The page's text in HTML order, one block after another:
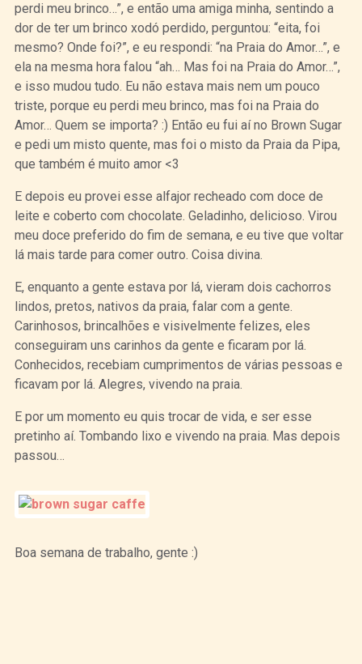
perdi meu brinco…”, e então uma amiga minha, sentindo a
dor de ter um brinco xodó perdido, perguntou: “eita, foi
mesmo? Onde foi?”, e eu respondi: “na Praia do Amor…”, e
ela na mesma hora falou “ah… Mas foi na Praia do Amor…”,
e isso mudou tudo. Eu não estava mais nem um pouco
triste, porque eu perdi meu brinco, mas foi na Praia do
Amor… Quem se importa? :) Então eu fui aí no Brown Sugar
e pedi um misto quente, mas foi o misto da Praia da Pipa,
que também é muito amor <3
E depois eu provei esse alfajor recheado com doce de
leite e coberto com chocolate. Geladinho, delicioso. Virou
meu doce preferido do fim de semana, e eu tive que voltar
lá mais tarde para comer outro. Coisa divina.
E, enquanto a gente estava por lá, vieram dois cachorros
lindos, pretos, nativos da praia, falar com a gente.
Carinhosos, brincalhões e visivelmente felizes, eles
conseguiram uns carinhos da gente e ficaram por lá.
Conhecidos, recebiam cumprimentos de várias pessoas e
ficavam por lá. Alegres, vivendo na praia.
E por um momento eu quis trocar de vida, e ser esse
pretinho aí. Tombando lixo e vivendo na praia. Mas depois
passou…
Boa semana de trabalho, gente :)